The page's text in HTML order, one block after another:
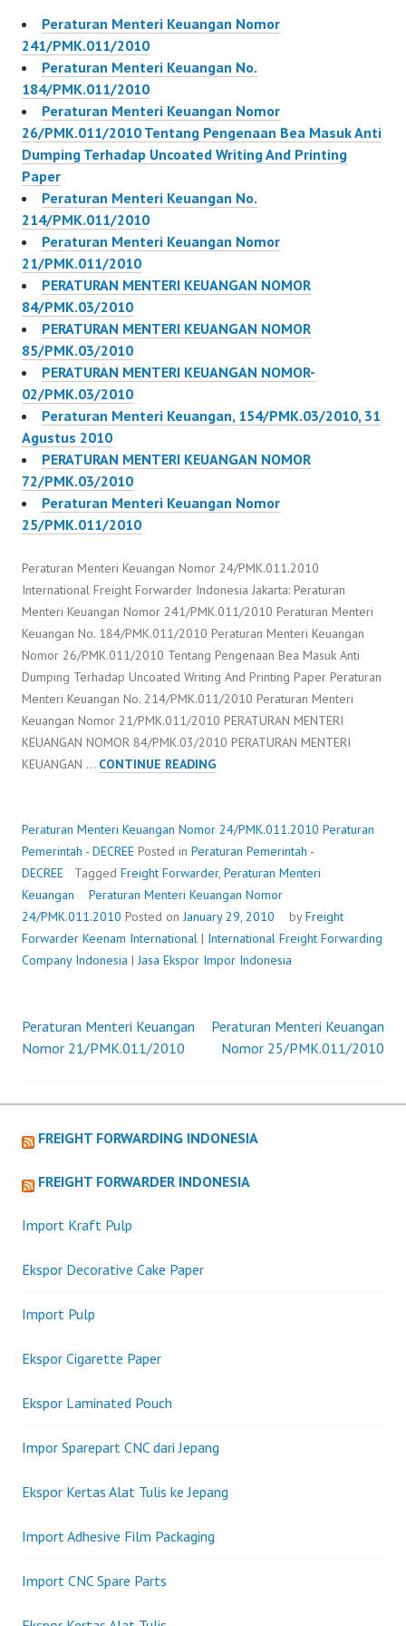
Peraturan Menteri Keuangan Nomor
241/PMK.011/2010
Peraturan Menteri Keuangan No.
184/PMK.011/2010
Peraturan Menteri Keuangan Nomor
26/PMK.011/2010 Tentang Pengenaan Bea Masuk Anti
Dumping Terhadap Uncoated Writing And Printing
Paper
Peraturan Menteri Keuangan No.
214/PMK.011/2010
Peraturan Menteri Keuangan Nomor
21/PMK.011/2010
PERATURAN MENTERI KEUANGAN NOMOR
84/PMK.03/2010
PERATURAN MENTERI KEUANGAN NOMOR
85/PMK.03/2010
PERATURAN MENTERI KEUANGAN NOMOR-
02/PMK.03/2010
Peraturan Menteri Keuangan, 154/PMK.03/2010, 31
Agustus 2010
PERATURAN MENTERI KEUANGAN NOMOR
72/PMK.03/2010
Peraturan Menteri Keuangan Nomor
25/PMK.011/2010
Peraturan Menteri Keuangan Nomor 24/PMK.011.2010
International Freight Forwarder Indonesia Jakarta: Peraturan
Menteri Keuangan Nomor 241/PMK.011/2010 Peraturan Menteri
Keuangan No. 184/PMK.011/2010 Peraturan Menteri Keuangan
Nomor 26/PMK.011/2010 Tentang Pengenaan Bea Masuk Anti
Dumping Terhadap Uncoated Writing And Printing Paper Peraturan
Menteri Keuangan No. 214/PMK.011/2010 Peraturan Menteri
Keuangan Nomor 21/PMK.011/2010 PERATURAN MENTERI
KEUANGAN NOMOR 84/PMK.03/2010 PERATURAN MENTERI
KEUANGAN … CONTINUE READINGPERATURAN
NOMOR
24/PMK.011.2010
Peraturan Menteri Keuangan Nomor 24/PMK.011.2010 Peraturan
Pemerintah - DECREE Posted in Peraturan Pemerintah -
DECREE
Tagged Freight Forwarder, Peraturan Menteri
Keuangan
Peraturan Menteri Keuangan Nomor
24/PMK.011.2010 Posted onJanuary 29, 2010 byFreight
Forwarder Keenam International | International Freight Forwarding
Company Indonesia |Jasa Ekspor Impor Indonesia
Post
Peraturan Menteri Keuangan
Nomor 21/PMK.011/2010
Peraturan Menteri Keuangan
Nomor 25/PMK.011/2010
FREIGHT FORWARDING INDONESIA
FREIGHT FORWARDER INDONESIA
Import Kraft Pulp
Ekspor Decorative Cake Paper
Import Pulp
Ekspor Cigarette Paper
Ekspor Laminated Pouch
Impor Sparepart CNC dari Jepang
Ekspor Kertas Alat Tulis ke Jepang
Import Adhesive Film Packaging
Import CNC Spare Parts